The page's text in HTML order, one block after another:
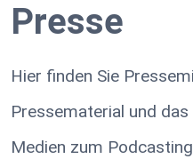
Presse
Hier finden Sie
Pressematerial und
Medien zum